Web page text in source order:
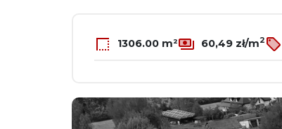
1306.00 m² 60,49 zł/m2